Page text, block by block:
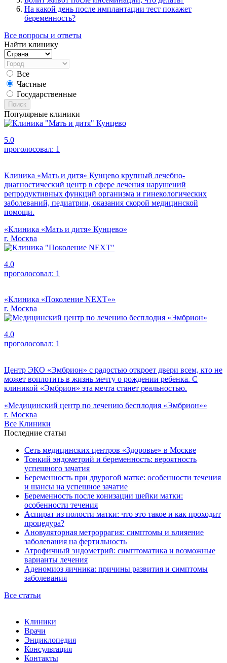
На какой день после имплантации тест покажет
беременность?
Все вопросы и ответы
Найти клинику
Все
Частные
Государственные
Поиск
Популярные клиники
5.0
проголосовал: 1
Клиника «Мать и дитя» Кунцево крупный лечебно-
диагностический центр в сфере лечения нарушений
репродуктивных функций организма и гинекологических
заболеваний, педиатрии, оказания скорой медицинской
помощи.
«Клиника «Мать и дитя» Кунцево»
г. Москва
4.0
проголосовал: 1
«Клиника «Поколение NEXT»»
г. Москва
4.0
проголосовал: 1
Центр ЭКО «Эмбрион» с радостью откроет двери всем, кто не
может воплотить в жизнь мечту о рождении ребенка. С
клиникой «Эмбрион» эта мечта станет реальностью.
«Медицинский центр по лечению бесплодия «Эмбрион»»
г. Москва
Все Клиники
Последние статьи
Сеть медицинских центров «Здоровье» в Москве
Тонкий эндометрий и беременность: вероятность
успешного зачатия
Беременность при двурогой матке: особенности течения
и шансы на успешное зачатие
Беременность после конизации шейки матки:
особенности течения
Аспират из полости матки: что это такое и как проходит
процедура?
Ановуляторная метроррагия: симптомы и влияение
заболевания на фертильность
Атрофичный эндометрий: симптоматика и возможные
варианты лечения
Аденомиоз яичника: причины развития и симптомы
заболевания
Все статьи
Клиники
Врачи
Энциклопедия
Консультация
Контакты